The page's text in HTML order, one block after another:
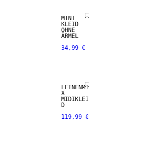
MINI
KLEID
OHNE
ÄRMEL
34,99 €
LEINENMI
X
MIDIKLEI
D
119,99 €